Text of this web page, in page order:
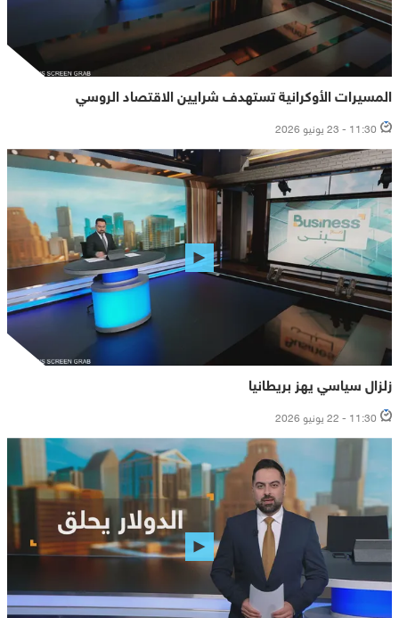
المسيرات الأوكرانية تستهدف شرايين الاقتصاد الروسي
11:30 - 23 يونيو 2026
زلزال سياسي يهز بريطانيا
11:30 - 22 يونيو 2026